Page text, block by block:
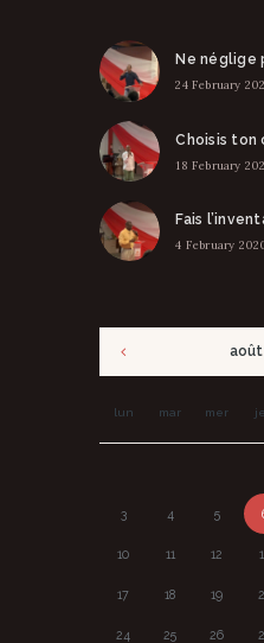
Ne néglige
24 February
Choisis ton
18 February
Fais
4 February
août
lun mar mer
3 4 5
10 11 12
17 18 19
24 25 26